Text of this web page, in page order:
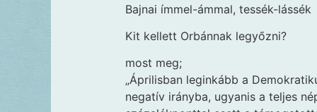
Bajnai ímmel-ámmal, tessék-lássék
Kit kellett Orbánnak legyőzni?
most meg;
„Áprilisban leginkább a
negatív irányba, ugyanis a teljes